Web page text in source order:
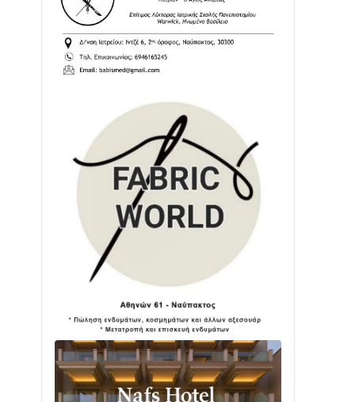
Διαβάστε την «Ναυπακτία» που
κυκλοφορεί
31/07 • 08:16
Δωρίδα για Όλους: «Καμία εκχώρηση
Διαβάστε την «Ναυπακτία» που
κυκλοφορεί
24/07 • 11:31